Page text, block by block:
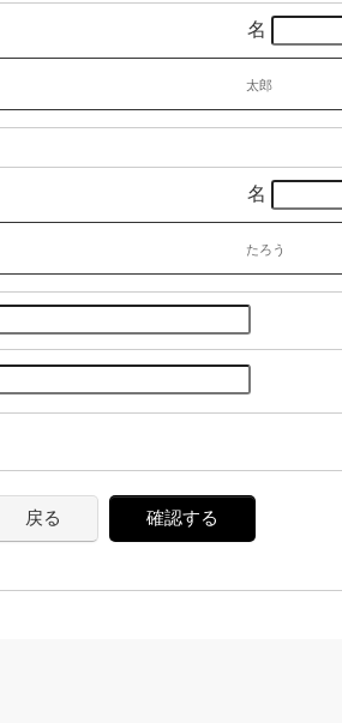
名
太郎
名
たろう
戻る 確認する